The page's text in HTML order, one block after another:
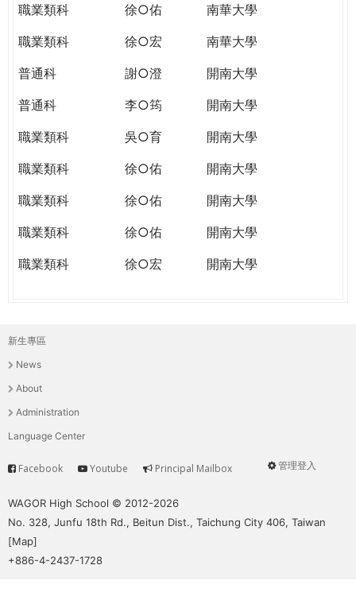
職業類科
徐○佑
南華大學
職業類科
徐○宏
南華大學
普通科
謝○澄
開南大學
普通科
李○筠
開南大學
職業類科
吳○育
開南大學
職業類科
徐○佑
開南大學
職業類科
徐○佑
開南大學
職業類科
徐○佑
開南大學
職業類科
徐○宏 開南大學
主
選
單
新生專區
News
About
Administration
Language Center
User
管理登入
Service
Facebook Youtube Principal Mailbox
WAGOR High School © 2012-2026
No. 328, Junfu 18th Rd., Beitun Dist., Taichung City 406, Taiwan
[Map]
+886-4-2437-1728